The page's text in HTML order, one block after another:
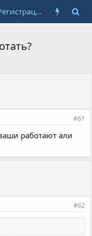
Регистрация
#61
работают али
#62